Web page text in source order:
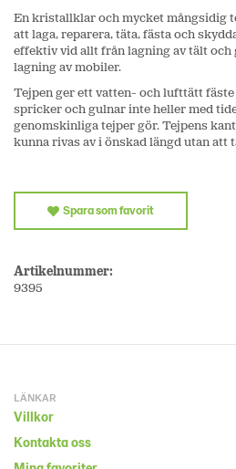
En kristallklar och mycket mångsidig
att laga, reparera, täta, fästa och
effektiv vid allt från lagning av tält
lagning av mobiler.
Tejpen ger ett vatten- och lufttätt
spricker och gulnar inte heller med
genomskinliga tejper gör. Tejpens
kunna rivas av i önskad längd utan att
Spara som favorit
Artikelnummer:
9395
LÄNKAR
Villkor
Kontakta oss